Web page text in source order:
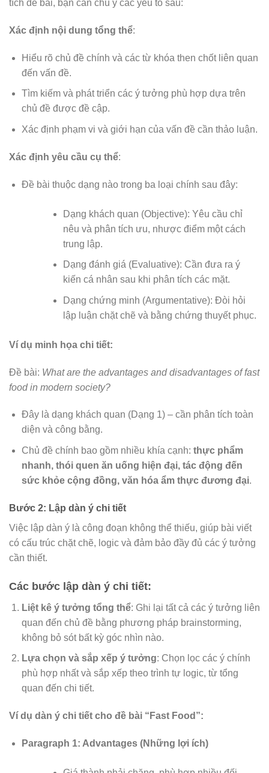
tích đề bài, bạn cần chú ý các yếu tố sau:
Xác định nội dung tổng thể:
Hiểu rõ chủ đề chính và các từ khóa then chốt liên quan
đến vấn đề.
Tìm kiếm và phát triển các ý tưởng phù hợp dựa trên
chủ đề được đề cập.
Xác định phạm vi và giới hạn của vấn đề cần thảo luận.
Xác định yêu cầu cụ thể:
Đề bài thuộc dạng nào trong ba loại chính sau đây:
Dạng khách quan (Objective): Yêu cầu chỉ
nêu và phân tích ưu, nhược điểm một cách
trung lập.
Dạng đánh giá (Evaluative): Cần đưa ra ý
kiến cá nhân sau khi phân tích các mặt.
Dạng chứng minh (Argumentative): Đòi hỏi
lập luận chặt chẽ và bằng chứng thuyết phục.
Ví dụ minh họa chi tiết:
Đề bài: What are the advantages and disadvantages of fast
food in modern society?
Đây là dạng khách quan (Dạng 1) – cần phân tích toàn
diện và công bằng.
Chủ đề chính bao gồm nhiều khía cạnh: thực phẩm
nhanh, thói quen ăn uống hiện đại, tác động đến
sức khỏe cộng đồng, văn hóa ẩm thực đương đại.
Bước 2: Lập dàn ý chi tiết
Việc lập dàn ý là công đoạn không thể thiếu, giúp bài viết
có cấu trúc chặt chẽ, logic và đảm bảo đầy đủ các ý tưởng
cần thiết.
Các bước lập dàn ý chi tiết:
Liệt kê ý tưởng tổng thể: Ghi lại tất cả các ý tưởng liên
quan đến chủ đề bằng phương pháp brainstorming,
không bỏ sót bất kỳ góc nhìn nào.
Lựa chọn và sắp xếp ý tưởng: Chọn lọc các ý chính
phù hợp nhất và sắp xếp theo trình tự logic, từ tổng
quan đến chi tiết.
Ví dụ dàn ý chi tiết cho đề bài “Fast Food”:
Paragraph 1: Advantages (Những lợi ích)